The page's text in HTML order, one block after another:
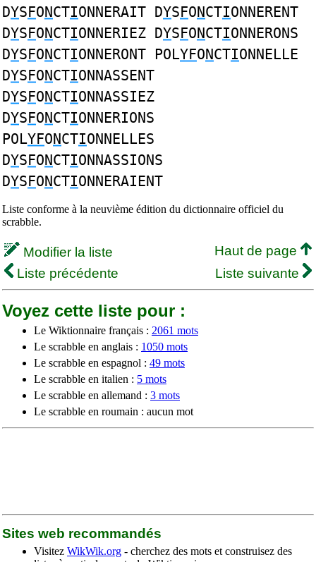
DYSFONCTIONNERAIT DYSFONCTIONNERENT
DYSFONCTIONNERIEZ DYSFONCTIONNERONS
DYSFONCTIONNERONT POLYFONCTIONNELLE
DYSFONCTIONNASSENT
DYSFONCTIONNASSIEZ
DYSFONCTIONNERIONS
POLYFONCTIONNELLES
DYSFONCTIONNASSIONS
DYSFONCTIONNERAIENT
Liste conforme à la neuvième édition du dictionnaire officiel du
scrabble.
Modifier la liste
Haut de page
Liste précédente
Liste suivante
Voyez cette liste pour :
Le Wiktionnaire français : 2061 mots
Le scrabble en anglais : 1050 mots
Le scrabble en espagnol : 49 mots
Le scrabble en italien : 5 mots
Le scrabble en allemand : 3 mots
Le scrabble en roumain : aucun mot
Sites web recommandés
Visitez WikWik.org - cherchez des mots et construisez des